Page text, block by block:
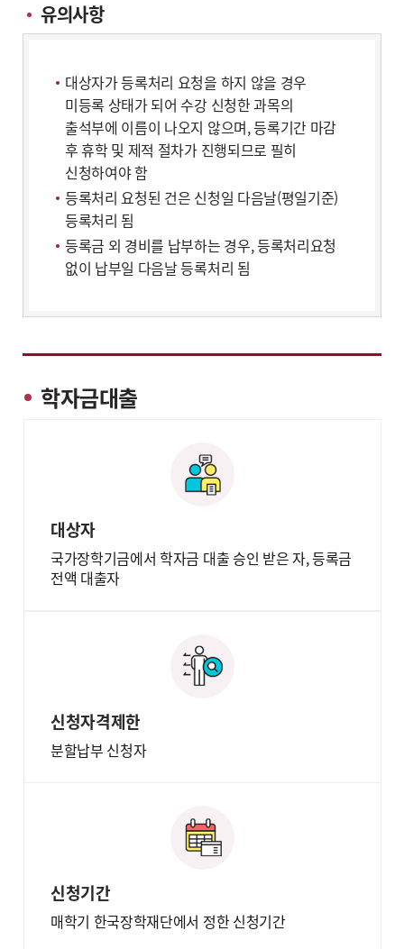
유의사항
대상자가 등록처리 요청을 하지 않을 경우
미등록 상태가 되어 수강 신청한 과목의
출석부에 이름이 나오지 않으며, 등록기간 마감
후 휴학 및 제적 절차가 진행되므로 필히
신청하여야 함
등록처리 요청된 건은 신청일 다음날(평일기준)
등록처리 됨
등록금 외 경비를 납부하는 경우, 등록처리요청
없이 납부일 다음날 등록처리 됨
학자금대출
대상자
국가장학기금에서 학자금 대출 승인 받은 자, 등록금
전액 대출자
신청자격제한
분할납부 신청자
신청기간
매학기 한국장학재단에서 정한 신청기간